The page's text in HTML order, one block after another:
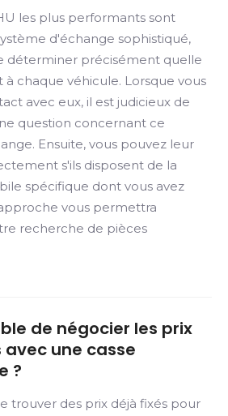
les plus performants sont
d'échange sophistiqué,
déterminer précisément quelle
à chaque véhicule. Lorsque vous
avec eux, il est judicieux de
question concernant ce
Ensuite, vous pouvez leur
s'ils disposent de la
spécifique dont vous avez
vous permettra
recherche de pièces
de négocier les prix
avec une casse
?
trouver des prix déjà fixés pour